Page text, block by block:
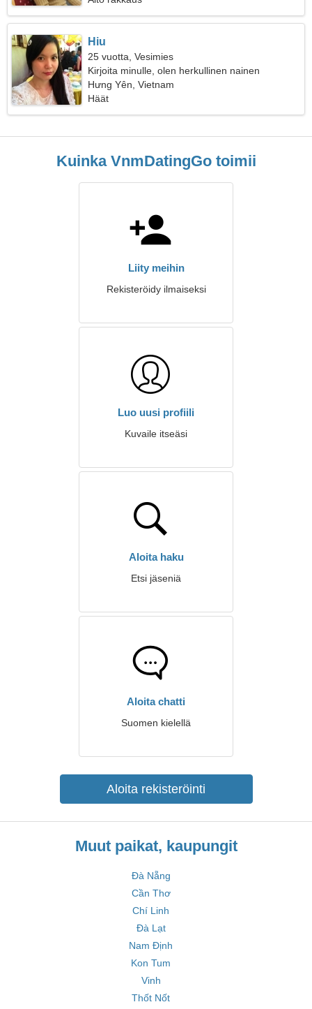
Hiu
25 vuotta, Vesimies
Kirjoita minulle, olen herkullinen nainen
Hưng Yên, Vietnam
Häät
Kuinka VnmDatingGo toimii
Liity meihin
Rekisteröidy ilmaiseksi
Luo uusi profiili
Kuvaile itseäsi
Aloita haku
Etsi jäseniä
Aloita chatti
Suomen kielellä
Aloita rekisteröinti
Muut paikat, kaupungit
Đà Nẵng
Cần Thơ
Chí Linh
Đà Lạt
Nam Định
Kon Tum
Vinh
Thốt Nốt